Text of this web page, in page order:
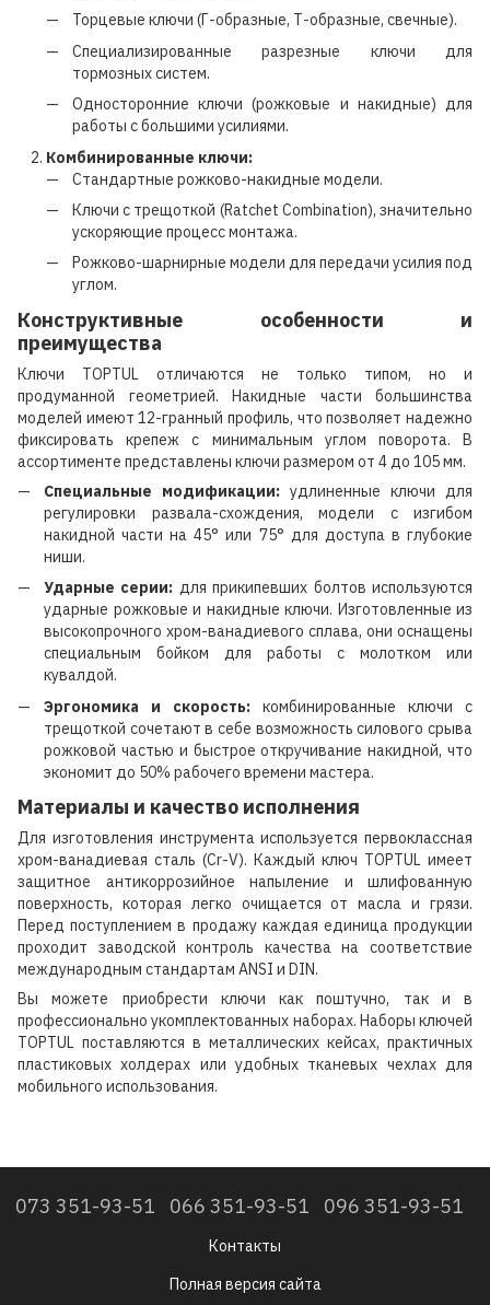
Торцевые ключи (Г-образные, Т-образные, свечные).
Специализированные разрезные ключи для
тормозных систем.
Односторонние ключи (рожковые и накидные) для
работы с большими усилиями.
Комбинированные ключи:
Стандартные рожково-накидные модели.
Ключи с трещоткой (Ratchet Combination), значительно
ускоряющие процесс монтажа.
Рожково-шарнирные модели для передачи усилия под
углом.
Конструктивные особенности и
преимущества
Ключи TOPTUL отличаются не только типом, но и
продуманной геометрией. Накидные части большинства
моделей имеют 12-гранный профиль, что позволяет надежно
фиксировать крепеж с минимальным углом поворота. В
ассортименте представлены ключи размером от 4 до 105 мм.
Специальные модификации: удлиненные ключи для
регулировки развала-схождения, модели с изгибом
накидной части на 45° или 75° для доступа в глубокие
ниши.
Ударные серии: для прикипевших болтов используются
ударные рожковые и накидные ключи. Изготовленные из
высокопрочного хром-ванадиевого сплава, они оснащены
специальным бойком для работы с молотком или
кувалдой.
Эргономика и скорость: комбинированные ключи с
трещоткой сочетают в себе возможность силового срыва
рожковой частью и быстрое откручивание накидной, что
экономит до 50% рабочего времени мастера.
Материалы и качество исполнения
Для изготовления инструмента используется первоклассная
хром-ванадиевая сталь (Cr-V). Каждый ключ TOPTUL имеет
защитное антикоррозийное напыление и шлифованную
поверхность, которая легко очищается от масла и грязи.
Перед поступлением в продажу каждая единица продукции
проходит заводской контроль качества на соответствие
международным стандартам ANSI и DIN.
Вы можете приобрести ключи как поштучно, так и в
профессионально укомплектованных наборах. Наборы ключей
TOPTUL поставляются в металлических кейсах, практичных
пластиковых холдерах или удобных тканевых чехлах для
мобильного использования.
073 351-93-51 066 351-93-51 096 351-93-51
Контакты
Полная версия сайта